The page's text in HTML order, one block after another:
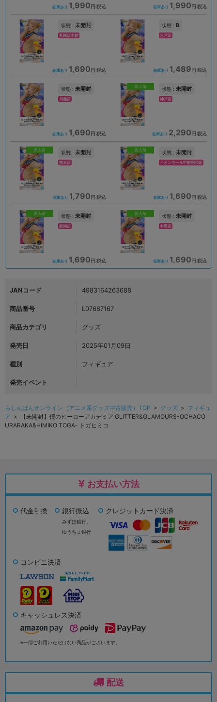
在庫あり 1,990 円 税込 在庫あり 1,990 円 税込
状態 : 未開封
札幌店本館
在庫あり 1,690 円 税込
状態 : B
水戸店
在庫あり 1,489 円 税込
状態 : 未開封
川越店
在庫あり 1,690 円 税込
新入荷 状態 : 未開封
神戸店
在庫あり 2,290 円 税込
新入荷 状態 : 未開封
熊本店
在庫あり 1,790 円 税込
新入荷 状態 : 未開封
イオンモール甲府昭和店
在庫あり 1,690 円 税込
新入荷 状態 : 未開封
新潟店
在庫あり 1,690 円 税込
新入荷 状態 : 未開封
中野店
在庫あり 1,690 円 税込
JANコード 4983164263688
商品番号 L07667167
商品カテゴリ グッズ
発売日 2025年01月09日
種別 フィギュア
発売イベント
らしんばんオンライン（アニメ系グッズ中古販売）TOP > グッズ > フィギュ
ア > 【未開封】僕のヒーローアカデミア GLITTER&GLAMOURS-OCHACO
URARAKA&HIMIKO TOGA- トガヒミコ
お支払い方法
代金引換 銀行振込
みずほ銀行、
ゆうちょ銀行
クレジットカード決済
コンビニ決済
キャッシュレス決済
※一部ご利用いただけない商品がございます。
配送